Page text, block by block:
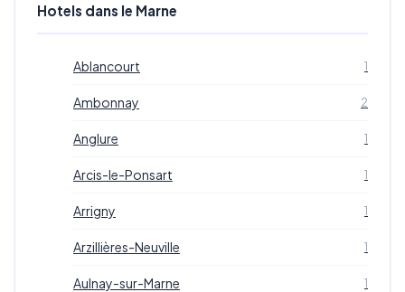
Hotels dans le Marne
Ablancourt 1
Ambonnay 2
Anglure 1
Arcis-le-Ponsart 1
Arrigny 1
Arzillières-Neuville 1
Aulnay-sur-Marne 1